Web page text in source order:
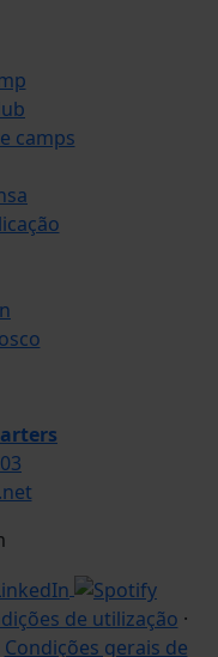
camps
de utilização ·
Condições gerais de